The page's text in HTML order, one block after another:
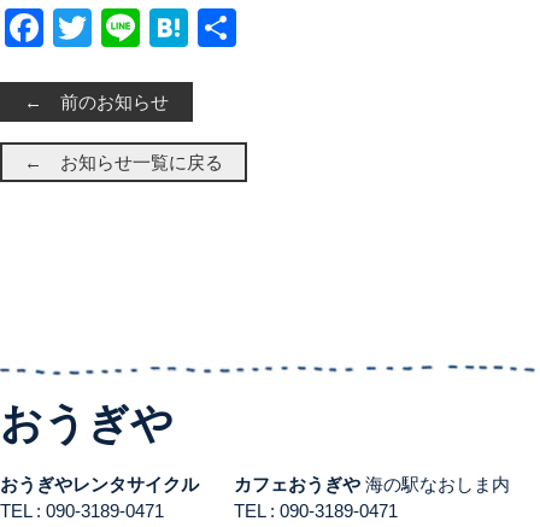
Facebook
Twitter Line Hatena
← 前のお知らせ
← お知らせ一覧に戻る
おうぎや
おうぎやレンタサイクル
TEL : 090-3189-0471
カフェおうぎや 海の駅なおしま内
TEL : 090-3189-0471